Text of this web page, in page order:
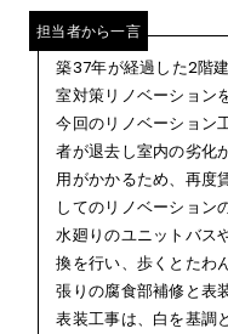
担当者から一言
築37年が経過した2階
室対策リノベーション
今回のリノベーション
者が退去し室内の劣化
用がかかるため、 再度
してのリノベーション
水廻りのユニットバス
換を行い、歩くとたわ
張りの腐食部補修と表
表装工事は、白を基調